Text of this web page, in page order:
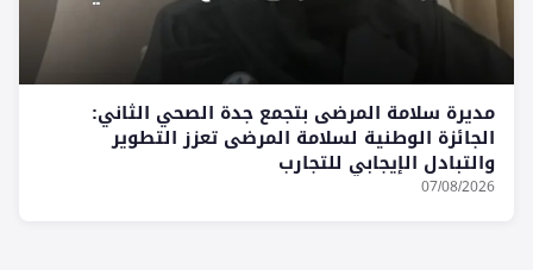
مديرة سلامة المرضى بتجمع جدة الصحي الثاني:
الجائزة الوطنية لسلامة المرضى تعزز التطوير
والتبادل الإيجابي للتجارب
07/08/2026